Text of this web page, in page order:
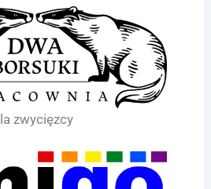
zwycięzcy